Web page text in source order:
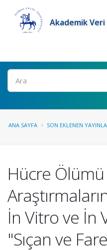
Akademik
Ara
ANA SAYFA SON EKLENEN
Hücre Ölümü
İn Vitro ve İn
"Sıçan ve